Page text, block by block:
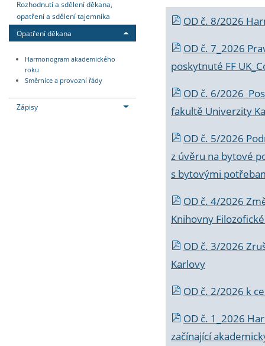
Rozhodnutí a sdělení děkana,
opatření a sdělení tajemníka
Opatření děkana
Harmonogram akademického
roku
Směrnice a provozní řády
Zápisy
OD č. 8/2026
OD č. 7_2026
poskytnuté FF
OD č. 6/2026
fakultě Univerzity
OD č. 5/2026
z úvěru na bytové
s bytovými
OD č. 4/2026
Knihovny
OD č. 3/2026
Karlovy
OD č. 2/2026 k
OD č. 1_2026
začínající